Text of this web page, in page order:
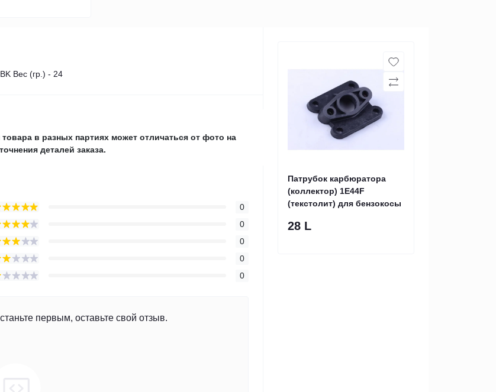
Вес (гр.) - 24
в разных партиях может отличаться от фото на
деталей заказа.
0
0
0
0
0
первым, оставьте свой отзыв.
Патрубок карбюратора
(коллектор) 1E44F
(текстолит) для бензокосы
28 L